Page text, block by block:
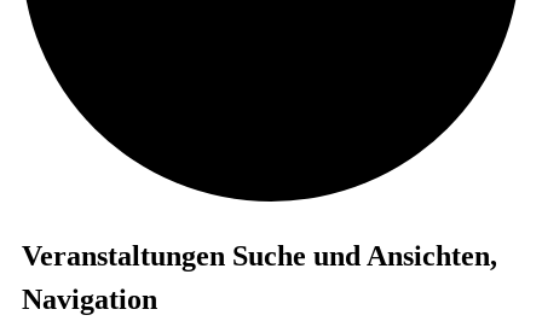
Veranstaltungen
Veranstaltungen Suche und Ansichten,
Navigation